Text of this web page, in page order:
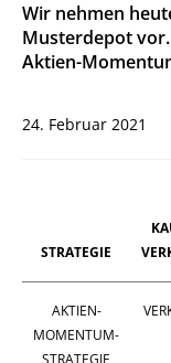
Wir nehmen
Musterdepot
Aktien-
24. Februar 2021
STRATEGIE
AKTIEN-
MOMENTUM-
STRATEGIE